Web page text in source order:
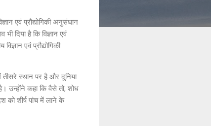
एवं प्रौद्योगिकी अनुसंधान
दिया है कि विज्ञान एवं
एवं प्रौद्योगिकी
स्थान पर है और दुनिया
उन्होंने कहा कि वैसे तो, शोध
को शीर्ष पांच में लाने के